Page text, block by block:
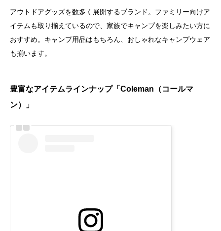
アウトドアグッズを数多く展開するブランド。ファミリー向けア
イテムも取り揃えているので、家族でキャンプを楽しみたい方に
おすすめ。キャンプ用品はもちろん、おしゃれなキャンプウェア
も揃います。
豊富なアイテムラインナップ「Coleman（コールマ
ン）」